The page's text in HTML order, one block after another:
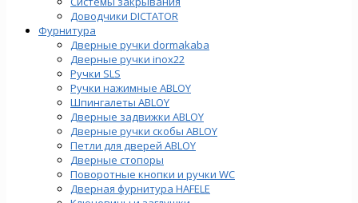
Доводчики DICTATOR
Фурнитура
Дверные ручки dormakaba
Дверные ручки inox22
Ручки SLS
Ручки нажимные ABLOY
Шпингалеты ABLOY
Дверные задвижки ABLOY
Дверные ручки скобы ABLOY
Петли для дверей ABLOY
Дверные стопоры
Поворотные кнопки и ручки WC
Дверная фурнитура HAFELE